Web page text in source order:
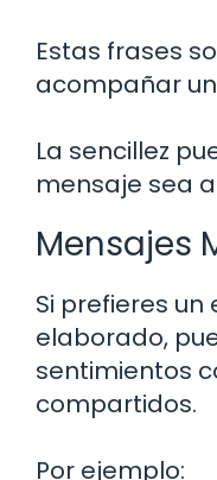
Estas frases
acompañar
La sencillez
mensaje sea
Mensajes
Si prefieres
elaborado,
sentimientos
compartidos.
Por ejemplo: